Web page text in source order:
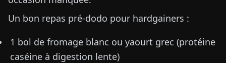
Un bon repas pré-dodo pour hardgainers :
1 bol de fromage blanc ou yaourt grec (protéine
caséine à digestion lente)